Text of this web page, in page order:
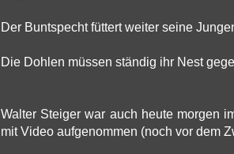
Der Buntspecht füttert weiter seine
Die Dohlen müssen ständig ihr Nest
Walter Steiger war auch heute morgen
mit Video aufgenommen (noch vor dem